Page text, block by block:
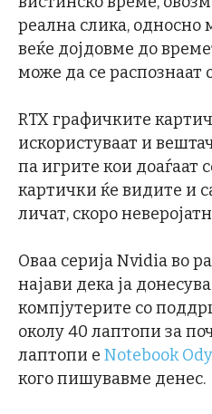
реална слика, односно
веќе дојдовме до
може да се
RTX графичките
искористуваат и
па игрите кои доаѓаат
картички ќе видите и
личат, скоро
Оваа серија Nvidia во
најави дека ја
компјутерите со
околу 40 лаптопи за
лаптопи е Notebook
кого пишувавме денес.